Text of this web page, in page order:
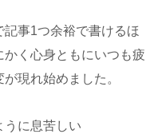
事1つ余裕で書けるほ
く心身ともにいつも疲
現れ始めました。
うに息苦しい